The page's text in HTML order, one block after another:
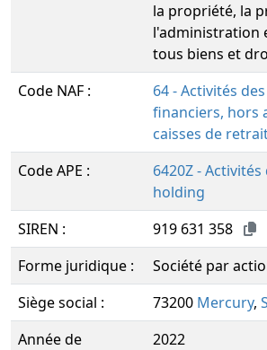
la propriété, la
l'administration
tous biens et
Code NAF :
64 - Activités
financiers, hors
caisses de
Code APE :
6420Z -
holding
SIREN :
919 631 358
Forme juridique :
Société par
Siège social :
73200 Mercury,
Année de
2022